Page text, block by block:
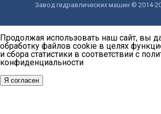
Завод гидравлических машин © 2014-
Продолжая использовать наш сайт, вы
обработку файлов cookie в целях
и сбора статистики в соответствии с
конфиденциальности
Я согласен